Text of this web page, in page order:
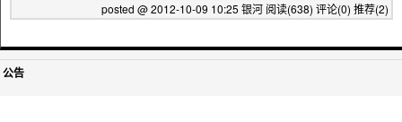
公告
posted @ 2012-10-09 10:25 银河 阅读(638) 评论(0) 推荐(2)